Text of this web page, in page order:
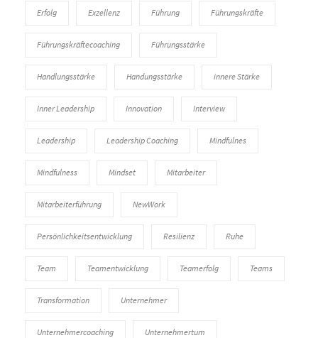
Erfolg Exzellenz Führung Führungskräfte
Führungskräftecoaching Führungsstärke
Handlungsstärke Handungsstärke innere Stärke
Inner Leadership Innovation Interview
Leadership Leadership Coaching Mindfulnes
Mindfulness Mindset Mitarbeiter
Mitarbeiterführung NewWork
Persönlichkeitsentwicklung Resilienz Ruhe
Team Teamentwicklung Teamerfolg Teams
Transformation Unternehmer
Unternehmercoaching Unternehmertum